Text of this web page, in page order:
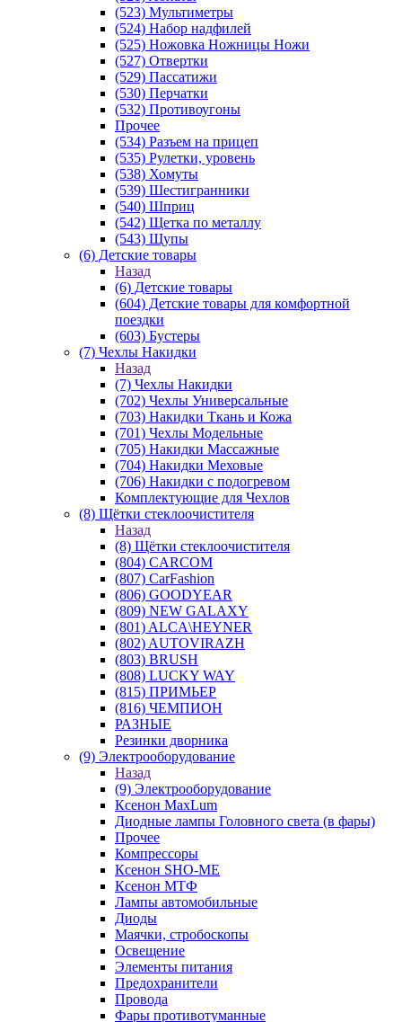
(523) Мультиметры
(524) Набор надфилей
(525) Ножовка Ножницы Ножи
(527) Отвертки
(529) Пассатижи
(530) Перчатки
(532) Противоугоны
Прочее
(534) Разъем на прицеп
(535) Рулетки, уровень
(538) Хомуты
(539) Шестигранники
(540) Шприц
(542) Щетка по металлу
(543) Щупы
(6) Детские товары
Назад
(6) Детские товары
(604) Детские товары для комфортной
поездки
(603) Бустеры
(7) Чехлы Накидки
Назад
(7) Чехлы Накидки
(702) Чехлы Универсальные
(703) Накидки Ткань и Кожа
(701) Чехлы Модельные
(705) Накидки Массажные
(704) Накидки Меховые
(706) Накидки с подогревом
Комплектующие для Чехлов
(8) Щётки стеклоочистителя
Назад
(8) Щётки стеклоочистителя
(804) CARCOM
(807) CarFashion
(806) GOODYEAR
(809) NEW GALAXY
(801) ALCA\HEYNER
(802) AUTOVIRAZH
(803) BRUSH
(808) LUCKY WAY
(815) ПРИМЬЕР
(816) ЧЕМПИОН
РАЗНЫЕ
Резинки дворника
(9) Электрооборудование
Назад
(9) Электрооборудование
Ксенон MaxLum
Диодные лампы Головного света (в фары)
Прочее
Компрессоры
Ксенон SHO-ME
Ксенон МТФ
Лампы автомобильные
Диоды
Маячки, стробоскопы
Освещение
Элементы питания
Предохранители
Провода
Фары противотуманные